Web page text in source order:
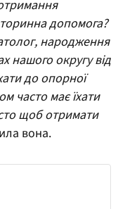
допомога?
народження
нашого округу від
до опорної
часто має їхати
щоб отримати
вона.